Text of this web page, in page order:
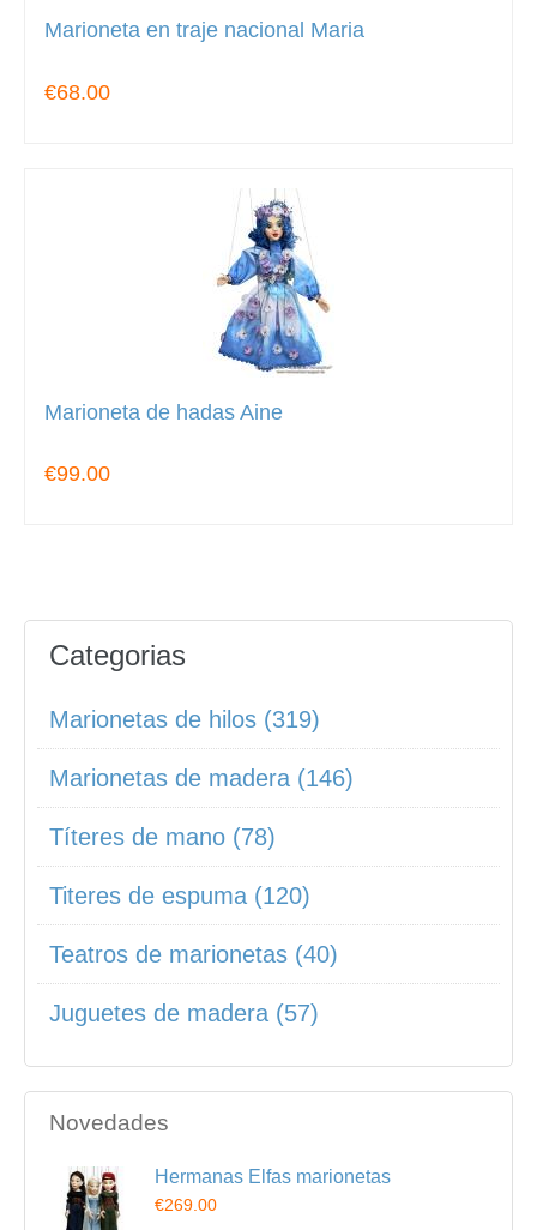
Marioneta en traje nacional Maria
€68.00
Marioneta de hadas Aine
€99.00
Categorias
Marionetas de hilos (319)
Marionetas de madera (146)
Títeres de mano (78)
Titeres de espuma (120)
Teatros de marionetas (40)
Juguetes de madera (57)
Novedades
Hermanas Elfas marionetas
€269.00